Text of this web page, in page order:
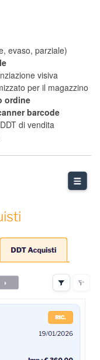
evaso, parziale)
visiva
per il magazzino
ordine
barcode
di vendita